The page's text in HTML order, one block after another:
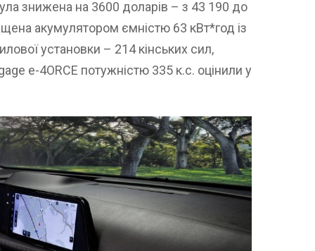
знижена на 3600 доларів – з 43 190 до
акумулятором ємністю 63 кВт*год із
установки – 214 кінських сил,
e-4ORCE потужністю 335 к.с. оцінили у